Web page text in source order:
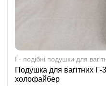
Г- подібні подушки для
Подушка для вагітних
холофайбер